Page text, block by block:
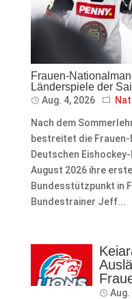
Frauen-
Länderspiele der
Aug. 4, 2026
Nach dem
bestreitet die
Deutschen Eishockey-
August 2026 ihre
Bundesstützpunkt in
Bundestrainer Jeff...
Aug.